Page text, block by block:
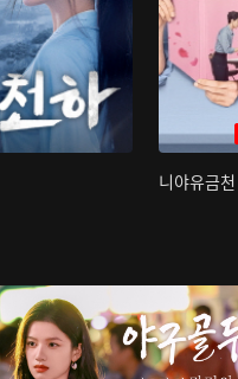
니야유금